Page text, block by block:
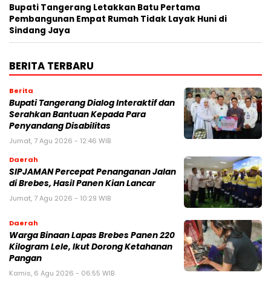
Bupati Tangerang Letakkan Batu Pertama
Pembangunan Empat Rumah Tidak Layak Huni di
Sindang Jaya
BERITA TERBARU
Berita
Bupati Tangerang Dialog Interaktif dan
Serahkan Bantuan Kepada Para
Penyandang Disabilitas
Jumat, 7 Agu 2026 - 12:46 WIB
Daerah
SIPJAMAN Percepat Penanganan Jalan
di Brebes, Hasil Panen Kian Lancar
Jumat, 7 Agu 2026 - 10:29 WIB
Daerah
Warga Binaan Lapas Brebes Panen 220
Kilogram Lele, Ikut Dorong Ketahanan
Pangan
Kamis, 6 Agu 2026 - 06:55 WIB